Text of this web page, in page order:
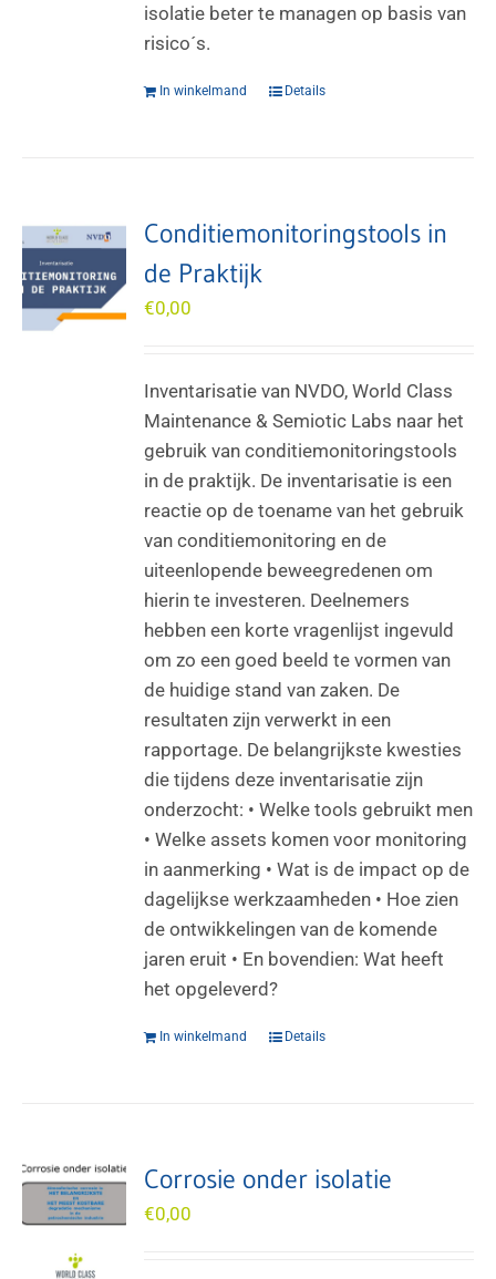
isolatie beter te managen op basis van
risico´s.
In winkelmand Details
Conditiemonitoringstools in
de Praktijk
€0,00
Inventarisatie van NVDO, World Class
Maintenance & Semiotic Labs naar het
gebruik van conditiemonitoringstools
in de praktijk. De inventarisatie is een
reactie op de toename van het gebruik
van conditiemonitoring en de
uiteenlopende beweegredenen om
hierin te investeren. Deelnemers
hebben een korte vragenlijst ingevuld
om zo een goed beeld te vormen van
de huidige stand van zaken. De
resultaten zijn verwerkt in een
rapportage. De belangrijkste kwesties
die tijdens deze inventarisatie zijn
onderzocht: • Welke tools gebruikt men
• Welke assets komen voor monitoring
in aanmerking • Wat is de impact op de
dagelijkse werkzaamheden • Hoe zien
de ontwikkelingen van de komende
jaren eruit • En bovendien: Wat heeft
het opgeleverd?
In winkelmand Details
Corrosie onder isolatie
€0,00